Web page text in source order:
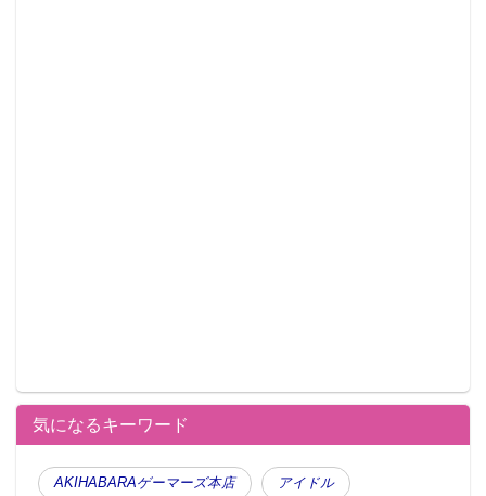
気になるキーワード
AKIHABARAゲーマーズ本店 アイドル